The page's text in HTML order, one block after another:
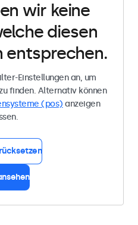
wir keine
diesen
entsprechen.
Einstellungen an, um
finden. Alternativ können
(pos) anzeigen